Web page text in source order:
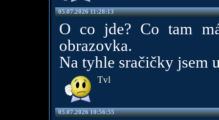
05.07.2026 11:28:13
O co jde? Co tam
obrazovka.
Na tyhle sračičky jsem
Tvl
05.07.2026 10:56:55